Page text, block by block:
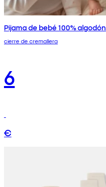
Pijama de bebé 100% algodón
cierre de cremallera
6
€